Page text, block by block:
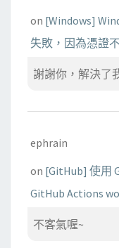
on [Windows]
失敗，因為憑證
謝謝你，解決了
ephrain
on [GitHub] 使用
GitHub Actions
不客氣喔~